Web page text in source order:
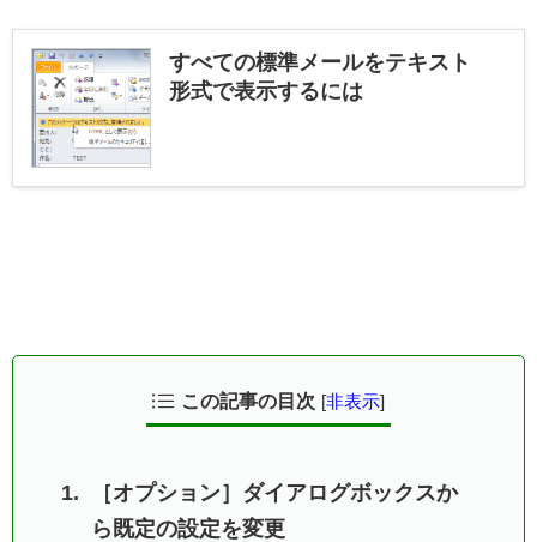
すべての標準メールをテキスト
形式で表示するには
この記事の目次 [非表示]
［オプション］ダイアログボックスか
ら既定の設定を変更